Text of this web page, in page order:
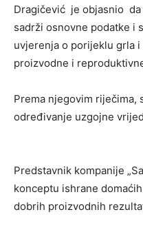
Dragičević je objasnio
sadrži osnovne podatke i
uvjerenja o porijeklu grla
proizvodne i
Prema njegovim riječima,
određivanje uzgojne
Predstavnik kompanije
konceptu ishrane
dobrih proizvodnih